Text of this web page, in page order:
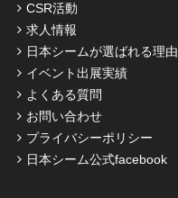
CSR活動
求人情報
日本シームが選ばれる理由
イベント出展実績
よくある質問
お問い合わせ
プライバシーポリシー
日本シーム公式facebook